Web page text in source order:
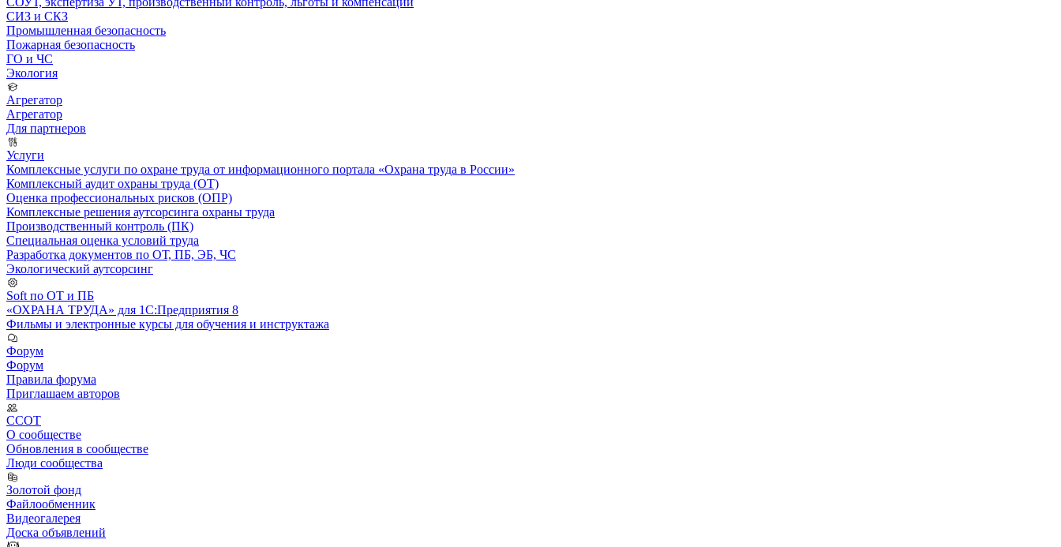
СИЗ и СКЗ
Промышленная безопасность
Пожарная безопасность
ГО и ЧС
Экология
Агрегатор
Агрегатор
Для партнеров
Услуги
Комплексные услуги по охране труда от информационного портала «Охрана труда в России»
Комплексный аудит охраны труда (ОТ)
Оценка профессиональных рисков (ОПР)
Комплексные решения аутсорсинга охраны труда
Производственный контроль (ПК)
Специальная оценка условий труда
Разработка документов по ОТ, ПБ, ЭБ, ЧС
Экологический аутсорсинг
Soft по ОТ и ПБ
«ОХРАНА ТРУДА» для 1С:Предприятия 8
Фильмы и электронные курсы для обучения и инструктажа
Форум
Форум
Правила форума
Приглашаем авторов
ССОТ
О сообществе
Обновления в сообществе
Люди сообщества
Золотой фонд
Файлообменник
Видеогалерея
Доска объявлений